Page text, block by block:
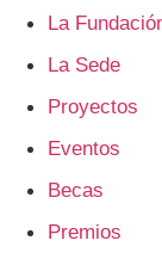
La
La Sede
Proyectos
Eventos
Becas
Premios